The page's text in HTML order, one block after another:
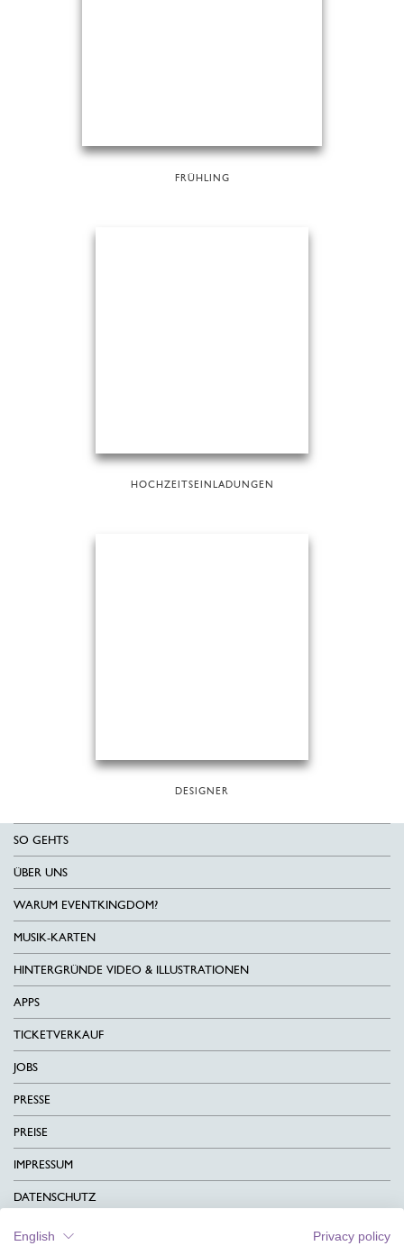
FRÜHLING
HOCHZEITSEINLADUNGEN
DESIGNER
SO GEHTS
ÜBER UNS
WARUM EVENTKINGDOM?
MUSIK-KARTEN
HINTERGRÜNDE VIDEO & ILLUSTRATIONEN
APPS
TICKETVERKAUF
JOBS
PRESSE
PREISE
IMPRESSUM
DATENSCHUTZ
KONTAKT
English Privacy policy